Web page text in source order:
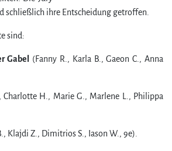
schließlich ihre Entscheidung getroffen.
sind:
Gabel
(Fanny R., Karla B., Gaeon C., Anna
Charlotte H., Marie G., Marlene L., Philippa
Klajdi Z., Dimitrios S., Iason W., 9e).